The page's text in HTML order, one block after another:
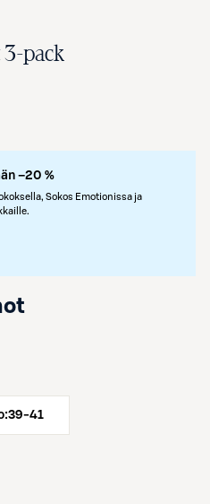
3-pack
–20 %
Sokos Emotionissa ja
39-41